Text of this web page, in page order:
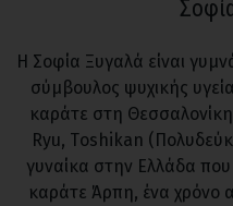
H Σοφία Ξυγαλά είναι
σύμβουλος ψυχικής
καράτε στη
Ryu, Τoshikan
γυναίκα στην Ελλάδα
καράτε Άρπη, ένα χρόνο